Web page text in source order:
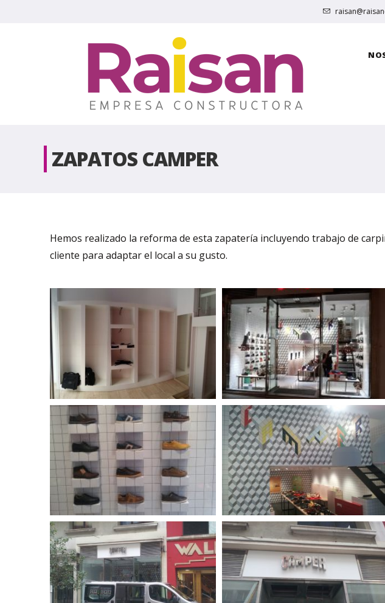
ZAPATOS CAMPER
Hemos realizado la reforma de esta zapatería incluyendo trabajo de
cliente para adaptar el local a su gusto.